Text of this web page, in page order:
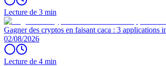
Lecture de 3 min
Gagner des cryptos en faisant caca : 3 applications
02/08/2026
Lecture de 4 min